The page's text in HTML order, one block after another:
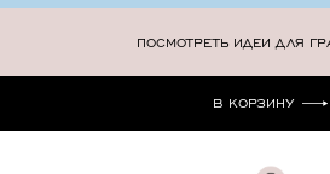
В КОРЗИНУ
ПОСМОТРЕТЬ ИДЕИ ДЛЯ